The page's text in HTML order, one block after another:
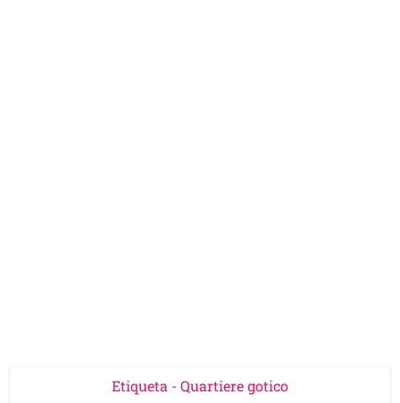
Etiqueta - Quartiere gotico